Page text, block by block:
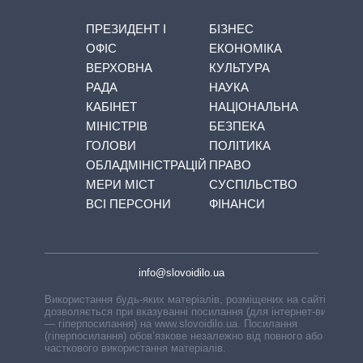
ПРЕЗИДЕНТ І
ОФІС
ВЕРХОВНА
РАДА
КАБІНЕТ
МІНІСТРІВ
ГОЛОВИ
ОБЛАДМІНІСТРАЦІЙ
МЕРИ МІСТ
ВСІ ПЕРСОНИ
БІЗНЕС
ЕКОНОМІКА
КУЛЬТУРА
НАУКА
НАЦІОНАЛЬНА
БЕЗПЕКА
ПОЛІТИКА
ПРАВО
СУСПІЛЬСТВО
ФІНАНСИ
info@slovoidilo.ua
Використання будь-яких матеріалів, розміщених на сайті,
дозволяється при вказуванні посилання (для інтернет-видань
— гіперпосилання) на www.slovoidilo.ua. Посилання
(гіперпосилання) обов’язкове незалежно від повного або
часткового використання матеріалів.